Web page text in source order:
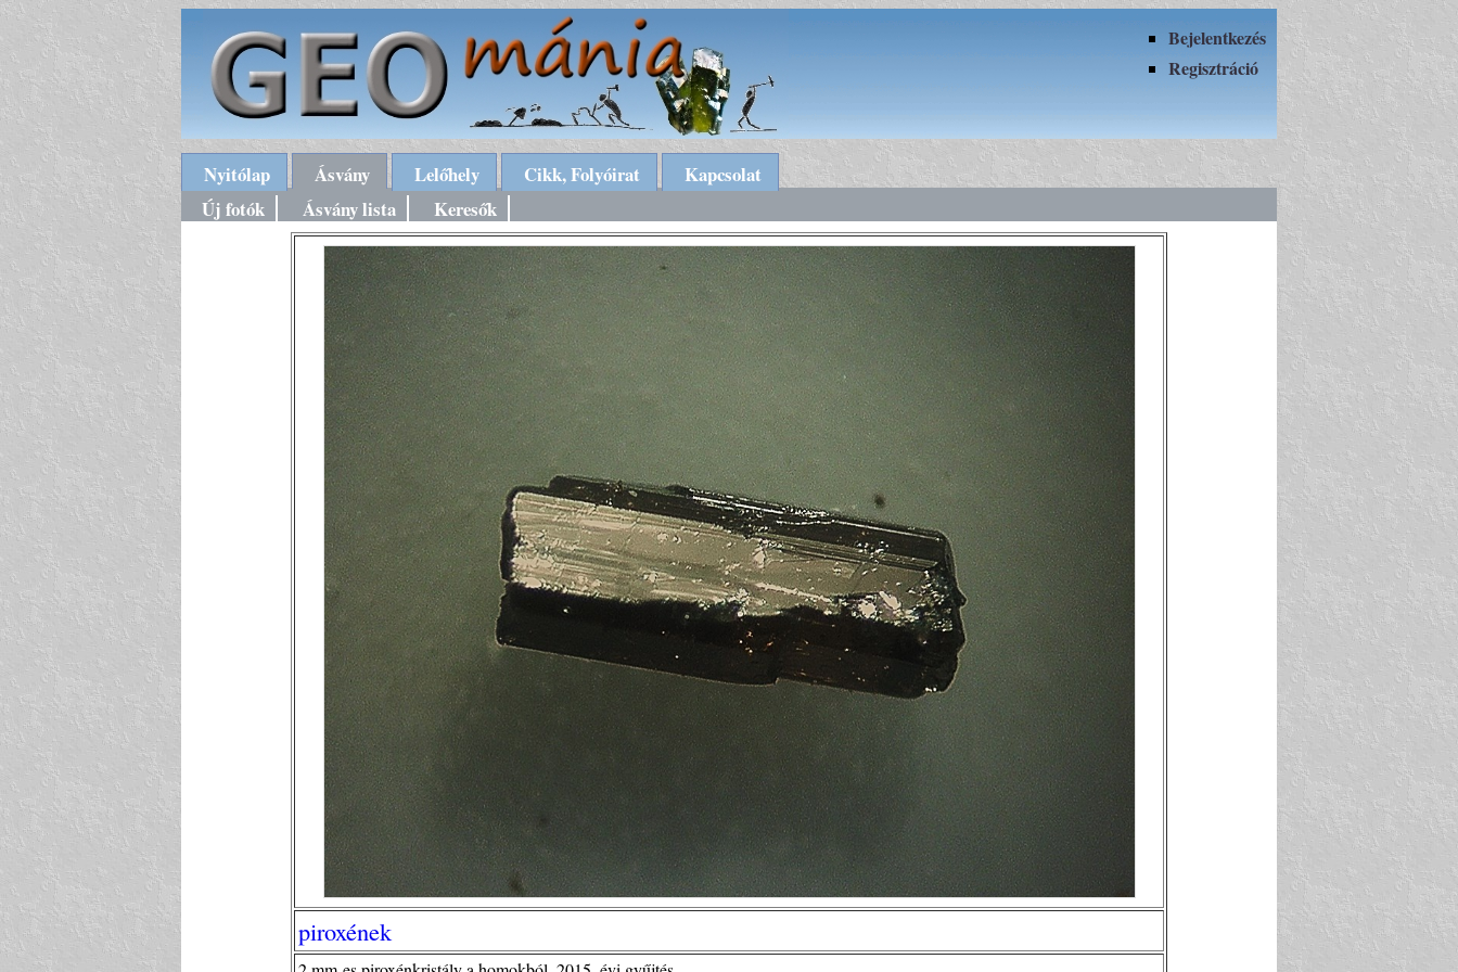
Bejelentkezés
Regisztráció
Nyitólap Ásvány Lelőhely Cikk, Folyóirat
Kapcsolat
Új fotók
Ásvány lista Keresők
piroxének